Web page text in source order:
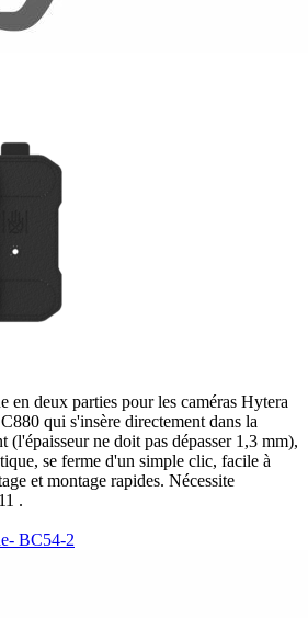
en deux parties pour les caméras Hytera
qui s'insère directement dans la
(l'épaisseur ne doit pas dépasser 1,3 mm),
se ferme d'un simple clic, facile à
et montage rapides. Nécessite
.
BC54-2